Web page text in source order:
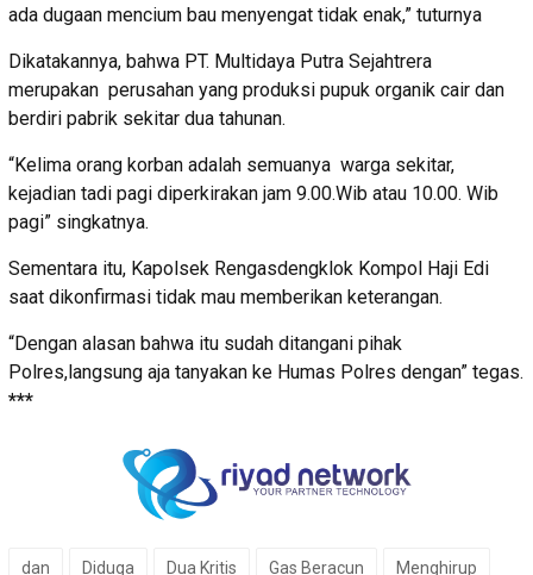
ada dugaan mencium bau menyengat tidak enak,” tuturnya
Dikatakannya, bahwa PT. Multidaya Putra Sejahtrera
merupakan perusahan yang produksi pupuk organik cair dan
berdiri pabrik sekitar dua tahunan.
“Kelima orang korban adalah semuanya warga sekitar,
kejadian tadi pagi diperkirakan jam 9.00.Wib atau 10.00. Wib
pagi” singkatnya.
Sementara itu, Kapolsek Rengasdengklok Kompol Haji Edi
saat dikonfirmasi tidak mau memberikan keterangan.
“Dengan alasan bahwa itu sudah ditangani pihak
Polres,langsung aja tanyakan ke Humas Polres dengan” tegas.
***
dan Diduga Dua Kritis Gas Beracun Menghirup